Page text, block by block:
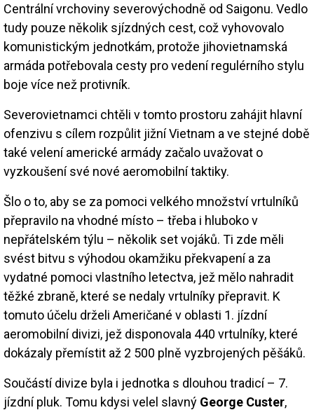
Centrální vrchoviny severovýchodně od Saigonu. Vedlo
tudy pouze několik sjízdných cest, což vyhovovalo
komunistickým jednotkám, protože jihovietnamská
armáda potřebovala cesty pro vedení regulérního stylu
boje více než protivník.
Severovietnamci chtěli v tomto prostoru zahájit hlavní
ofenzivu s cílem rozpůlit jižní Vietnam a ve stejné době
také velení americké armády začalo uvažovat o
vyzkoušení své nové aeromobilní taktiky.
Šlo o to, aby se za pomoci velkého množství vrtulníků
přepravilo na vhodné místo – třeba i hluboko v
nepřátelském týlu – několik set vojáků. Ti zde měli
svést bitvu s výhodou okamžiku překvapení a za
vydatné pomoci vlastního letectva, jež mělo nahradit
těžké zbraně, které se nedaly vrtulníky přepravit. K
tomuto účelu drželi Američané v oblasti 1. jízdní
aeromobilní divizi, jež disponovala 440 vrtulníky, které
dokázaly přemístit až 2 500 plně vyzbrojených pěšáků.
Součástí divize byla i jednotka s dlouhou tradicí – 7.
jízdní pluk. Tomu kdysi velel slavný George Custer,